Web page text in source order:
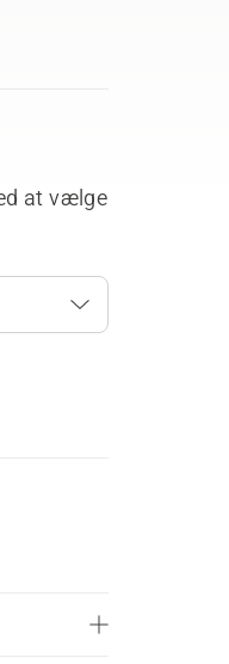
at vælge